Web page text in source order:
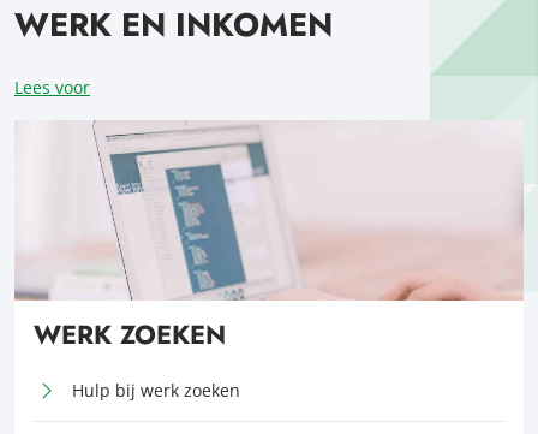
WERK EN INKOMEN
Lees voor
WERK ZOEKEN
Hulp bij werk zoeken